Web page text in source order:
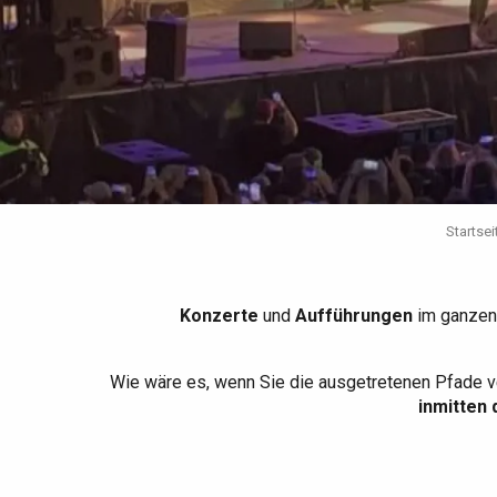
Die gesamte Agenda
Frühling
Wenn es regnet
Mit den Kindern
Unter Freunden
Trendige Orte
Bester Brunch
Restaurants mit
Aufenthalte am Meer
Aufenthalte mit dem
Zug
Fahrradaufenthalte
Konzerte und Aufführungenim
Wie wäre es, wenn Sie die ausgetretenen Pfade
inmitten